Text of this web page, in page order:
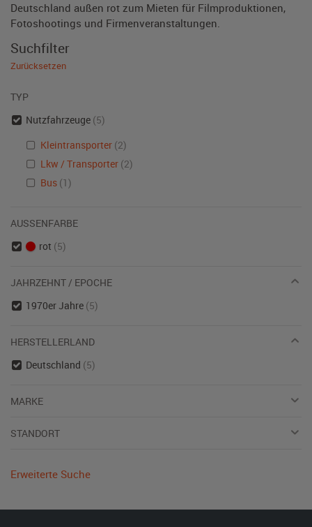
Deutschland außen rot zum Mieten für Filmproduktionen,
Fotoshootings und Firmenveranstaltungen.
Suchfilter
Zurücksetzen
TYP
Nutzfahrzeuge (5)
Kleintransporter (2)
Lkw / Transporter (2)
Bus (1)
AUSSENFARBE
rot (5)
JAHRZEHNT / EPOCHE
1970er Jahre (5)
HERSTELLERLAND
Deutschland (5)
MARKE
STANDORT
Erweiterte Suche